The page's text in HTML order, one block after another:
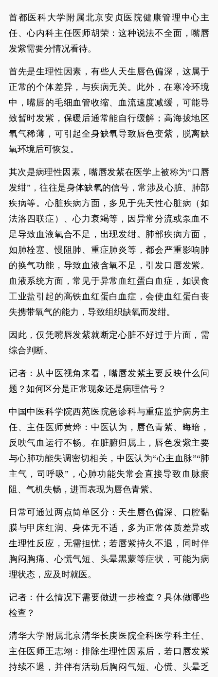
首都医科大学附属北京安贞医院健康管理中心主
任、心内科主任医师胡荣：这种说法不全面，嘴唇
发紫需要分情况看待。
首先是生理性因素，有些人天生唇色偏深，这属于
正常的个体差异，与疾病无关。此外，在寒冷环境
中，嘴唇的毛细血管收缩、血流速度减缓，可能导
致暂时发紫，保暖后通常能自行缓解；高海拔地区
氧气稀薄，可引起全身缺氧导致唇色变紫，脱离缺
氧环境后可恢复。
其次是病理性因素，嘴唇发紫在医学上被称为“口唇
发绀”，往往是身体缺氧的信号，常涉及心脏、肺部
疾病等。心脏疾病方面，多见于先天性心脏病（如
法洛四联症）、心力衰竭等，因异常分流或泵血不
足导致血液氧合不足，出现发绀。肺部疾病方面，
如肺栓塞、慢阻肺、重症肺炎等，都会严重影响肺
的换气功能，导致血液含氧不足，引发口唇发紫。
血液系统方面，常见于异常血红蛋白血症，如误食
工业盐引起的高铁血红蛋白血症，会使血红蛋白丧
失携带氧气的能力，导致组织缺氧而发绀。
因此，仅凭嘴唇发紫就断定心脏不好过于片面，需
综合判断。
记者：从中医视角来看，嘴唇发紫主要反映什么问
题？如何区分是正常现象还是病理信号？
中国中医科学院西苑医院急诊科与重症监护病房主
任、主任医师黄烨：中医认为，唇色青紫、晦暗，
反映气血运行不畅。在脏腑归属上，唇色发紫主要
与心肺功能失调密切相关，中医认为“心主血脉”“肺
主气，司呼吸”，心肺功能失常会直接导致血脉瘀
阻、气机失畅，进而表现为唇色青紫。
日常可通过两点简单区分：天生唇色偏深、口腔黏
膜与甲床红润、身体无不适，多为正常体质差异或
生理性反应，无需担忧；若唇紫持久不退，同时伴
胸闷胸痛、心慌气短、头晕黑蒙等症状，可能为病
理状态，应及时就医。
记者：什么情况下需要做进一步检查？具体做哪些
检查？
清华大学附属北京清华长庚医院全科医学科主任、
主任医师王志翊：排除生理性因素后，若口唇发紫
持续不退，并伴有活动后胸闷气短、心慌、头晕乏